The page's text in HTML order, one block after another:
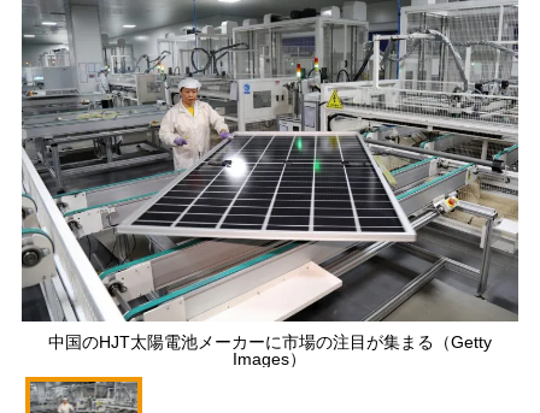
中国のHJT太陽電池メーカーに市場の注目が集まる（Getty
Images）